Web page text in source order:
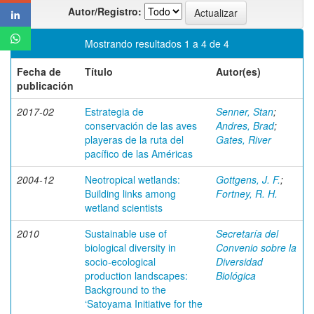
Autor/Registro:
Mostrando resultados 1 a 4 de 4
Fecha de
publicación
Título Autor(es)
2017-02
Estrategia de
conservación de las aves
playeras de la ruta del
pacífico de las Américas
Senner, Stan;
Andres, Brad;
Gates, River
2004-12
Neotropical wetlands:
Building links among
wetland scientists
Gottgens, J. F.;
Fortney, R. H.
2010
Sustainable use of
biological diversity in
socio-ecological
production landscapes:
Background to the
‘Satoyama Initiative for the
Secretaría del
Convenio sobre la
Diversidad
Biológica